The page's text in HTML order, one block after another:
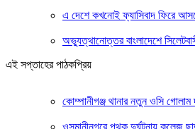
এ দেশে কখনোই ফ্যাসিবাদ ফিরে
অভ্যুত্থানোত্তর বাংলাদেশে
এই সপ্তাহের পাঠকপ্রিয়
কোম্পানীগঞ্জ থানার নতুন ওসি
ওসমানীনগরে পৃথক দুর্ঘটনায় কলেজ